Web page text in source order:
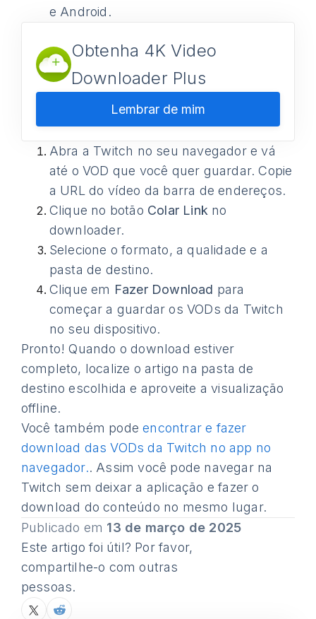
e Android.
Obtenha 4K Video
Downloader Plus
Lembrar de mim
Abra a Twitch no seu navegador e vá
até o VOD que você quer guardar. Copie
a URL do vídeo da barra de endereços.
Clique no botão Colar Link no
downloader.
Selecione o formato, a qualidade e a
pasta de destino.
Clique em Fazer Download para
começar a guardar os VODs da Twitch
no seu dispositivo.
Pronto! Quando o download estiver
completo, localize o artigo na pasta de
destino escolhida e aproveite a visualização
offline.
Você também podeencontrar e fazer
download das VODs da Twitch no app no
navegador.. Assim você pode navegar na
Twitch sem deixar a aplicação e fazer o
download do conteúdo no mesmo lugar.
Publicado em 13 de março de 2025
Este artigo foi útil? Por favor,
compartilhe-o com outras
pessoas.